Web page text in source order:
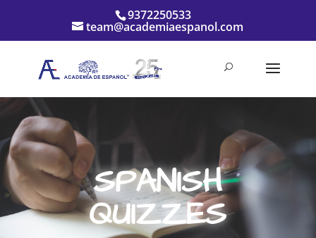
9372250533
team@academiaespanol.com
SPANISH
QUIZZES